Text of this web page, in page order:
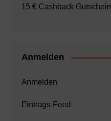
15 € Cashback Gutschein
Anmelden
Anmelden
Eintrags-Feed